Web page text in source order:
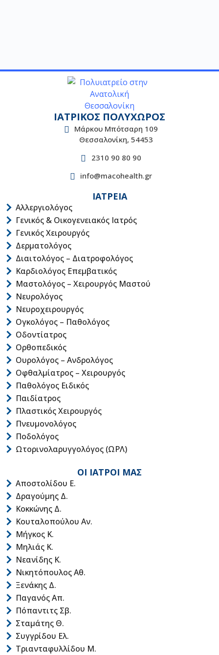
ΙΑΤΡΙΚΟΣ ΠΟΛΥΧΩΡΟΣ
Μάρκου Μπότσαρη 109
Θεσσαλονίκη, 54453
2310 90 80 90
info@macohealth.gr
ΙΑΤΡΕΙΑ
Αλλεργιολόγος
Γενικός & Οικογενειακός Ιατρός
Γενικός Χειρουργός
Δερματολόγος
Διαιτολόγος – Διατροφολόγος
Καρδιολόγος Επεμβατικός
Μαστολόγος – Χειρουργός Μαστού
Νευρολόγος
Νευροχειρουργός
Ογκολόγος – Παθολόγος
Οδοντίατρος
Ορθοπεδικός
Ουρολόγος – Ανδρολόγος
Οφθαλμίατρος – Χειρουργός
Παθολόγος Ειδικός
Παιδίατρος
Πλαστικός Χειρουργός
Πνευμονολόγος
Ποδολόγος
Ωτορινολαρυγγολόγος (ΩΡΛ)
ΟΙ ΙΑΤΡΟΙ ΜΑΣ
Αποστολίδου Ε.
Δραγούμης Δ.
Κοκκώνης Δ.
Κουταλοπούλου Αν.
Μήγκος Κ.
Μηλιάς Κ.
Νεανίδης Κ.
Νικητόπουλος Αθ.
Ξενάκης Δ.
Παγανός Απ.
Πόπαντιτς Σβ.
Σταμάτης Θ.
Συγγρίδου Ελ.
Τριανταφυλλίδου Μ.